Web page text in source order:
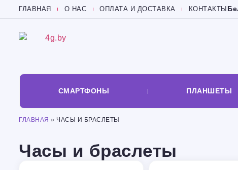
ГЛАВНАЯ О НАС ОПЛАТА И ДОСТАВКА КОНТАКТЫ
СМАРТФОНЫ ПЛАНШЕТЫ
ГЛАВНАЯ » ЧАСЫ И БРАСЛЕТЫ
Часы и браслеты